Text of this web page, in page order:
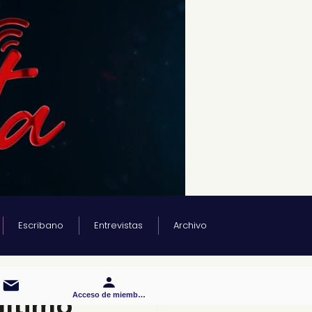
Escribano Entrevistas Archivo
Acceso de miembros